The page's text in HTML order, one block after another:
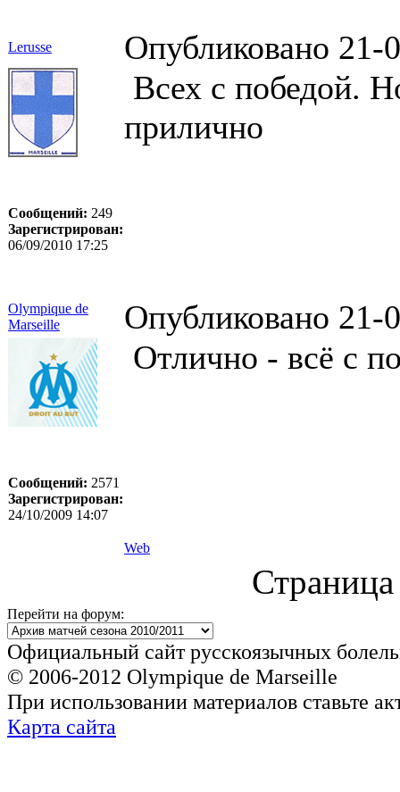
Lerusse Опубликовано 21-
Сообщений: 249
Зарегистрирован:
06/09/2010 17:25
Всех с победой.
прилично
Olympique de
Marseille
Опубликовано 21-
Сообщений: 2571
Зарегистрирован:
24/10/2009 14:07
Отлично - всё с
Web
Перейти на форум:
Официальный сайт русскоязычных
© 2006-2012 Olympique de Marseille
При использовании материалов ставьте
Карта сайта